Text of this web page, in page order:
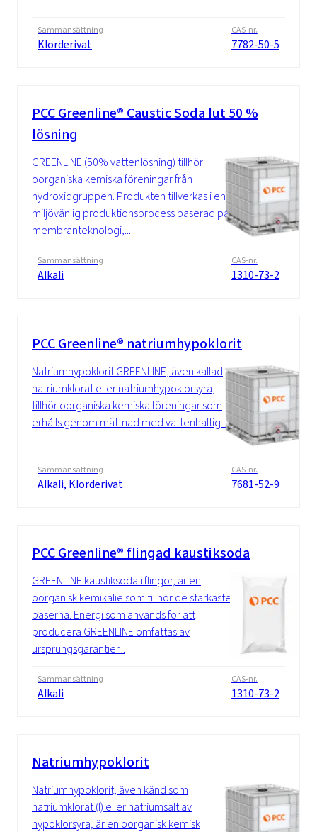
Sammansättning
Klorderivat
CAS-nr.
7782-50-5
PCC Greenline® Caustic Soda lut 50 %
lösning
GREENLINE (50% vattenlösning) tillhör
oorganiska kemiska föreningar från
hydroxidgruppen. Produkten tillverkas i en
miljövänlig produktionsprocess baserad på
membranteknologi,...
Sammansättning
Alkali
CAS-nr.
1310-73-2
PCC Greenline® natriumhypoklorit
Natriumhypoklorit GREENLINE, även kallad
natriumklorat eller natriumhypoklorsyra,
tillhör oorganiska kemiska föreningar som
erhålls genom mättnad med vattenhaltig...
Sammansättning
Alkali, Klorderivat
CAS-nr.
7681-52-9
PCC Greenline® flingad kaustiksoda
GREENLINE kaustiksoda i flingor, är en
oorganisk kemikalie som tillhör de starkaste
baserna. Energi som används för att
producera GREENLINE omfattas av
ursprungsgarantier...
Sammansättning
Alkali
CAS-nr.
1310-73-2
Natriumhypoklorit
Natriumhypoklorit, även känd som
natriumklorat (I) eller natriumsalt av
hypoklorsyra, är en oorganisk kemisk